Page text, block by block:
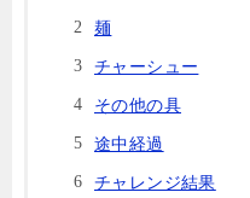
麺
チャーシュー
その他の具
途中経過
チャレンジ結果